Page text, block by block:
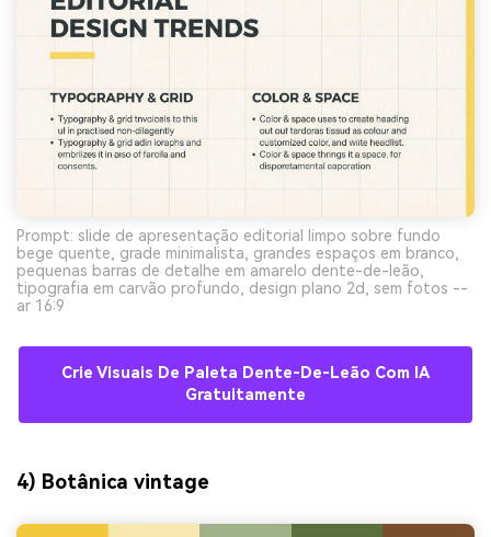
Prompt: slide de apresentação editorial limpo sobre fundo
bege quente, grade minimalista, grandes espaços em branco,
pequenas barras de detalhe em amarelo dente-de-leão,
tipografia em carvão profundo, design plano 2d, sem fotos --
ar 16:9
Crie Visuais De Paleta Dente-De-Leão Com IA
Gratuitamente
4) Botânica vintage